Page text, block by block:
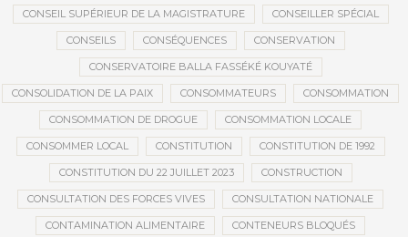
CONSEIL SUPÉRIEUR DE LA MAGISTRATURE CONSEILLER SPÉCIAL
CONSEILS CONSÉQUENCES CONSERVATION
CONSERVATOIRE BALLA FASSÉKÉ KOUYATÉ
CONSOLIDATION DE LA PAIX CONSOMMATEURS CONSOMMATION
CONSOMMATION DE DROGUE CONSOMMATION LOCALE
CONSOMMER LOCAL CONSTITUTION CONSTITUTION DE 1992
CONSTITUTION DU 22 JUILLET 2023 CONSTRUCTION
CONSULTATION DES FORCES VIVES CONSULTATION NATIONALE
CONTAMINATION ALIMENTAIRE CONTENEURS BLOQUÉS